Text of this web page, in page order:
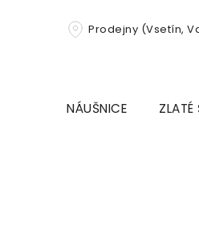
Prodejny (Vsetín,
NÁUŠNICE ZLATÉ